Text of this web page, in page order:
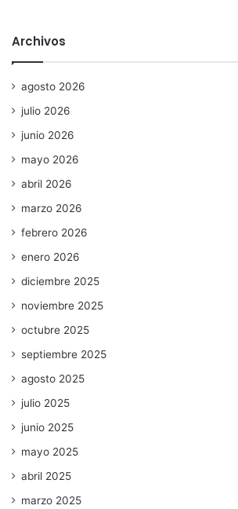
Archivos
agosto 2026
julio 2026
junio 2026
mayo 2026
abril 2026
marzo 2026
febrero 2026
enero 2026
diciembre 2025
noviembre 2025
octubre 2025
septiembre 2025
agosto 2025
julio 2025
junio 2025
mayo 2025
abril 2025
marzo 2025